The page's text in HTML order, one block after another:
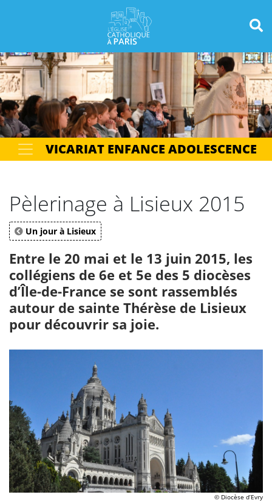
Votre recherche OK
VICARIAT ENFANCE ADOLESCENCE
Pèlerinage à Lisieux 2015
Un jour à Lisieux
Entre le 20 mai et le 13 juin 2015, les
collégiens de 6e et 5e des 5 diocèses
d’Île-de-France se sont rassemblés
autour de sainte Thérèse de Lisieux
pour découvrir sa joie.
© Diocèse d’Evry
Panneau de gestion des cookies